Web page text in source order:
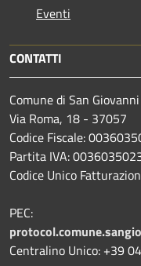
Eventi
CONTATTI
Comune di San
Via Roma, 18 - 37057
Codice Fiscale:
Partita IVA:
Codice Unico
PEC:
Centralino Unico: +39